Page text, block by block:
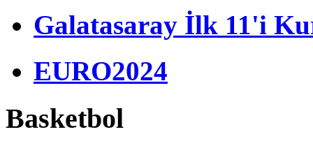
Galatasaray İlk 11'i
EURO2024
Basketbol